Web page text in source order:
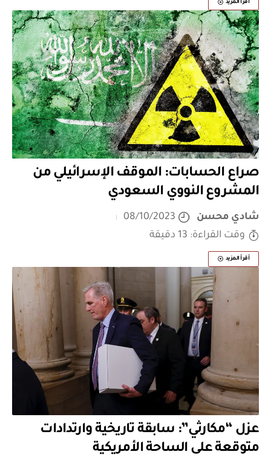
أقرأ المزيد
صراع الحسابات: الموقف الإسرائيلي من
المشروع النووي السعودي
شادي محسن
08/10/2023
وقت القراءة: 13 دقيقة
أقرأ المزيد
عزل “مكارثي”: سابقة تاريخية وارتدادات
متوقعة على الساحة الأمريكية